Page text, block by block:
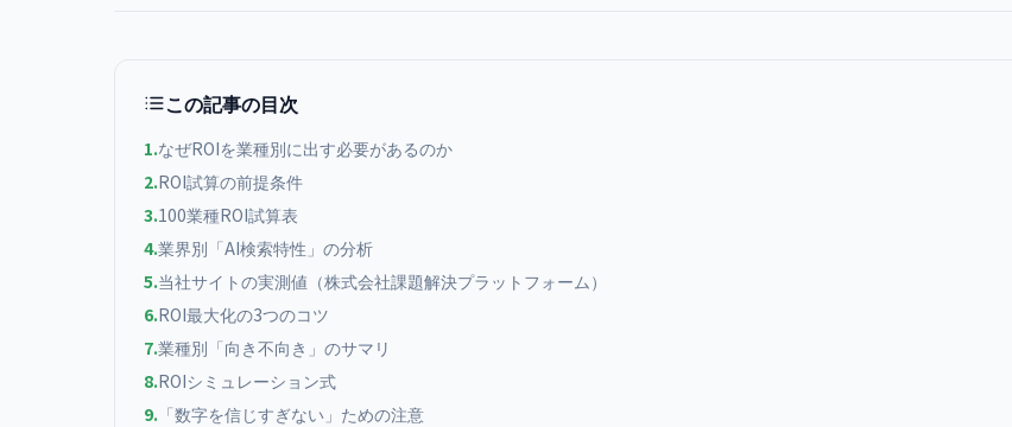
この記事の目次
1.なぜROIを業種別に出す必要があるのか
2.ROI試算の前提条件
3.100業種ROI試算表
4.業界別「AI検索特性」の分析
5.当社サイトの実測値（株式会社課題解決プラットフォーム）
6.ROI最大化の3つのコツ
7.業種別「向き不向き」のサマリ
8.ROIシミュレーション式
9. 「数字を信じすぎない」ための注意